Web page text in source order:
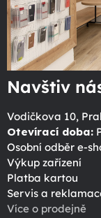
Navštiv
Vodičkova 10,
Otevírací doba:
Osobní odběr e-
Výkup zařízení
Platba kartou
Servis a
Více o prodejně